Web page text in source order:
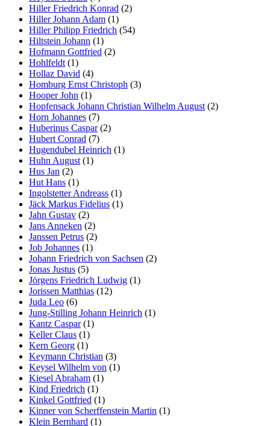
Hiller Friedrich Konrad (2)
Hiller Johann Adam (1)
Hiller Philipp Friedrich (54)
Hiltstein Johann (1)
Hofmann Gottfried (2)
Hohlfeldt (1)
Hollaz David (4)
Homburg Ernst Christoph (3)
Hooper John (1)
Hopfensack Johann Christian Wilhelm August (2)
Horn Johannes (7)
Huberinus Caspar(2)
Hubert Conrad (7)
Hugendubel Heinrich (1)
Huhn August (1)
Hus Jan (2)
Hut Hans (1)
Ingolstetter Andreass (1)
Jäck Markus Fidelius (1)
Jahn Gustav (2)
Jans Anneken (2)
Janssen Petrus (2)
Job Johannes (1)
Johann Friedrich von Sachsen (2)
Jonas Justus (5)
Jörgens Friedrich Ludwig (1)
Jorissen Matthias (12)
Juda Leo (6)
Jung-Stilling Johann Heinrich (1)
Kantz Caspar(1)
Keller Claus (1)
Kern Georg (1)
Keymann Christian (3)
Keysel Wilhelm von (1)
Kiesel Abraham (1)
Kind Friedrich (1)
Kinkel Gottfried (1)
Kinner von Scherffenstein Martin (1)
Klein Bernhard (1)